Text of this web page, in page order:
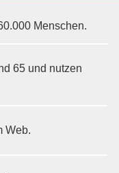
Menschen.
65 und nutzen
Web.